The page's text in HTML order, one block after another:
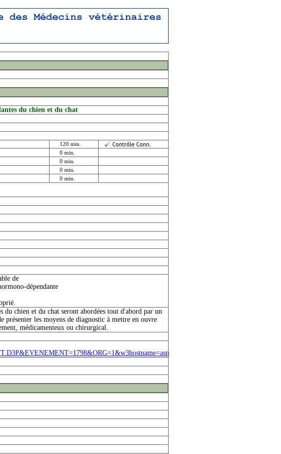
du chien et du chat
120 min.
0 min.
0 min.
0 min.
0 min.
de
dépendante
du chien et du chat seront abordées tout d'abord par un
les moyens de diagnostic à mettre en ouvre
médicamenteux ou chirurgical.